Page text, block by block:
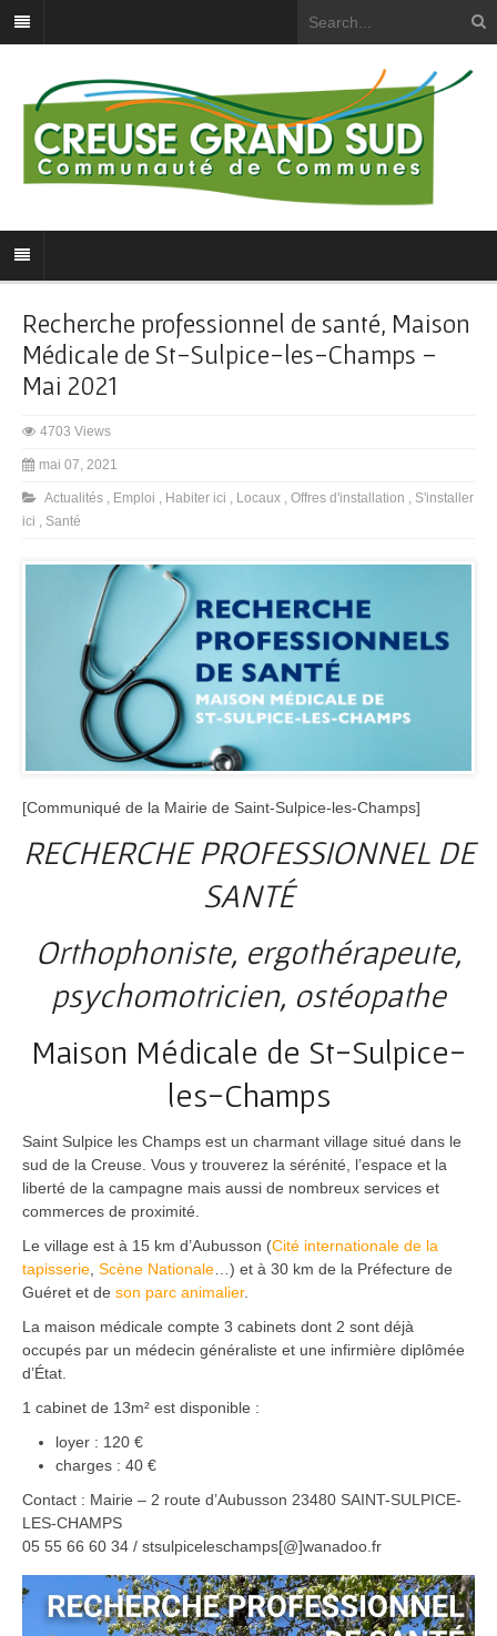
Recherche professionnel de santé, Maison
Médicale de St-Sulpice-les-Champs –
Mai 2021
4703 Views
mai 07, 2021
Actualités , Emploi , Habiter ici , Locaux , Offres d'installation , S'installer
ici , Santé
[Communiqué de la Mairie de Saint-Sulpice-les-Champs]
RECHERCHE PROFESSIONNEL DE
SANTÉ
Orthophoniste, ergothérapeute,
psychomotricien, ostéopathe
Maison Médicale de St-Sulpice-
les-Champs
Saint Sulpice les Champs est un charmant village situé dans le
sud de la Creuse. Vous y trouverez la sérénité, l’espace et la
liberté de la campagne mais aussi de nombreux services et
commerces de proximité.
Le village est à 15 km d’Aubusson (Cité internationale de la
tapisserie, Scène Nationale…) et à 30 km de la Préfecture de
Guéret et de son parc animalier.
La maison médicale compte 3 cabinets dont 2 sont déjà
occupés par un médecin généraliste et une infirmière diplômée
d’État.
1 cabinet de 13m² est disponible :
loyer : 120 €
charges : 40 €
Contact : Mairie – 2 route d’Aubusson 23480 SAINT-SULPICE-
LES-CHAMPS
05 55 66 60 34 / stsulpiceleschamps[@]wanadoo.fr